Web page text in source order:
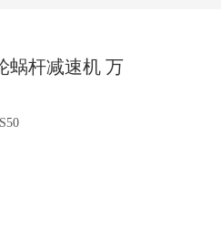
蜗杆减速机 万